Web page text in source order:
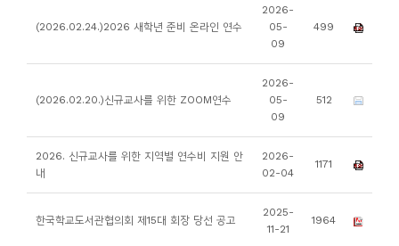
(2026.02.24.)2026 새학년 준비 온라인 연수
2026-
05-
09
499
(2026.02.20.)신규교사를 위한 ZOOM연수
2026-
05-
09
512
2026. 신규교사를 위한 지역별 연수비 지원 안
내
2026-
02-04
1171
한국학교도서관협의회 제15대 회장 당선 공고
2025-
11-21
1964